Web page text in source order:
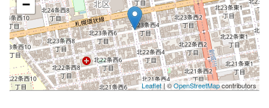
−
Leaflet| ©OpenStreetMapcontributors